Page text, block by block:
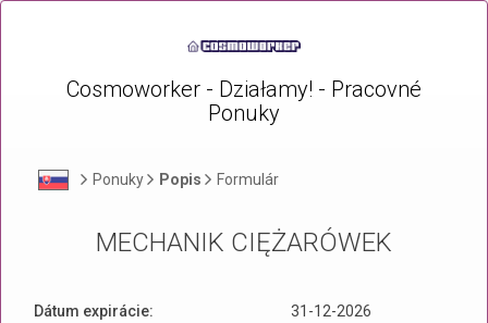
Cosmoworker - Działamy! - Pracovné
Ponuky
Ponuky Popis Formulár
MECHANIK CIĘŻARÓWEK
Dátum expirácie:
31-12-2026